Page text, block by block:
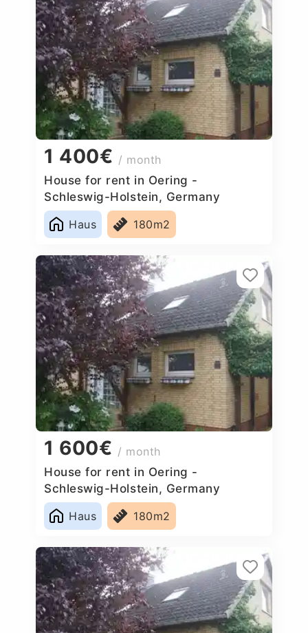
1 400€ / month
House for rent in Oering -
Schleswig-Holstein, Germany
Haus
180m2
1 600€ / month
House for rent in Oering -
Schleswig-Holstein, Germany
Haus
180m2